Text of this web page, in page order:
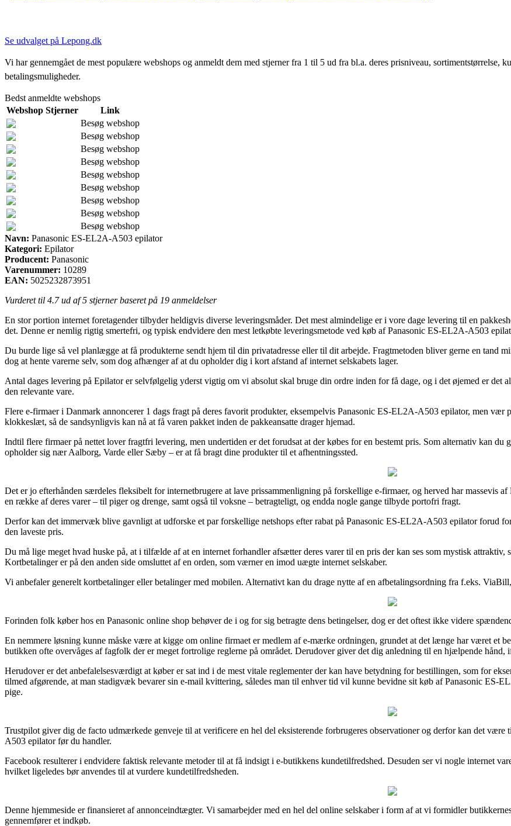
Se udvalget på Lepong.dk
Vi har gennemgået de mest populære webshops og anmeldt dem med stjerner fra 1 til 5 ud fra bl.a. deres prisniveau, sortimentstørrelse,
betalingsmuligheder.
Bedst anmeldte webshops
Webshop Stjerner
Link
Besøg webshop
Besøg webshop
Besøg webshop
Besøg webshop
Besøg webshop
Besøg webshop
Besøg webshop
Besøg webshop
Besøg webshop
Navn: Panasonic ES-EL2A-A503 epilator
Kategori: Epilator
Producent: Panasonic
Varenummer: 10289
EAN: 5025232873951
Vurderet til 4.7ud af 5 stjerner baseret på 19 anmeldelser
En stor portion internet foretagender tilbyder heldigvis diverse leveringsmåder. Det mest almindelige er i vore dage levering til en
det. Denne er nemlig rigtig smertefri, og typisk endvidere den mest letkøbte leveringsmetode ved køb af Panasonic ES-EL2A-A503
Du burde lige så vel planlægge at få produkterne sendt hjem til din privatadresse eller til dit arbejde. Fragtmetoden bliver gerne en tand
dog at hente varerne selv, som dog afhænger af at du opholder dig i kort afstand af internet selskabets lager.
Antal dages levering på Epilator er selvfølgelig yderst vigtig om vi absolut skal bruge din ordre inden for få dage, og i det øjemed er det
den relevante vare.
Flere e-firmaer i Danmark annoncerer 1 dags fragt på deres favorit produkter, eksempelvis Panasonic ES-EL2A-A503 epilator, men vær
klokkeslæt, så de sandsynligvis kan nå at få varen pakket inden de pakkeansatte drager hjemad.
Indtil flere firmaer på nettet lover fragtfri levering, men undertiden er det forudsat at der købes for en bestemt pris. Som alternativ kan
opholder sig nær Aalborg, Varde eller Sæby – er at få bragt dine produkter til et afhentningssted.
Det er jo efterhånden særdeles fleksibelt for internetbrugere at lave prissammenligning på forskellige e-firmaer, og herved har massevis
en række af deres varer – til piger og drenge, samt også til voksne – betragteligt, og endda nogle gange tilbyde portofri fragt.
Derfor kan det immervæk blive gavnligt at udforske et par forskellige netshops efter rabat på Panasonic ES-EL2A-A503 epilator forud
den laveste pris.
Du må lige meget hvad huske på, at i tilfælde af at en internet forhandler afsætter deres varer til en pris der kan ses som mystisk
Kortbetalinger er på den anden side omsluttet af en orden, som værner en imod uægte internet selskaber.
Vi anbefaler generelt kortbetalinger eller betalinger med mobilen. Alternativt kan du drage nytte af en afbetalingsordning fra f.eks.
Forinden folk køber hos en Panasonic online shop behøver de i og for sig betragte dens betingelser, dog er det oftest ikke videre
En nemmere løsning kunne måske være at kigge om online firmaet er medlem af e-mærke ordningen, grundet at det længe har været et
butikken ofte overvåges af fagfolk der er meget fortrolige reglerne på området. Derudover giver det dig anledning til en hjælpende
Herudover er det anbefalelsesværdigt at køber er sat ind i de mest vitale reglementer der kan have betydning for bestillingen, som for
tilmed afgørende, at man stadigvæk bevarer sin e-mail kvittering, således man til enhver tid vil kunne bevidne sit køb af Panasonic ES-
pige.
Trustpilot giver dig de facto udmærkede genveje til at verificere en hel del eksisterende forbrugeres observationer og derfor kan det
A503 epilator før du handler.
Facebook resulterer i endvidere faktisk relevante metoder til at få indsigt i e-butikkens kundetilfredshed. Desuden ser vi nogle internet
hvilket ligeledes bør anvendes til at vurdere kundetilfredsheden.
Denne hjemmeside er finansieret af annonceindtægter. Vi samarbejder med en hel del online selskaber i form af at vi formidler
gennemfører et indkøb.